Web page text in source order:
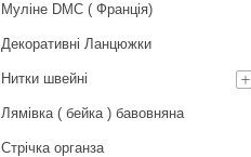
Муліне DMC ( Франція)
Декоративні Ланцюжки
Нитки швейні
Лямівка ( бейка ) бавовняна
Стрічка органза